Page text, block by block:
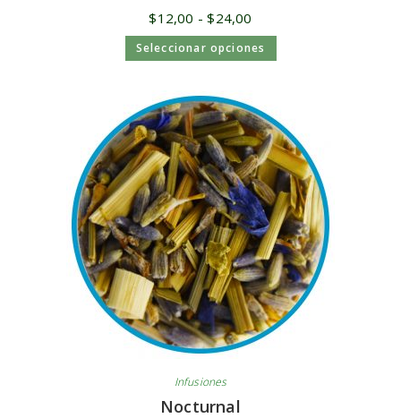
$12,00 - $24,00
Seleccionar opciones
Infusiones
Nocturnal